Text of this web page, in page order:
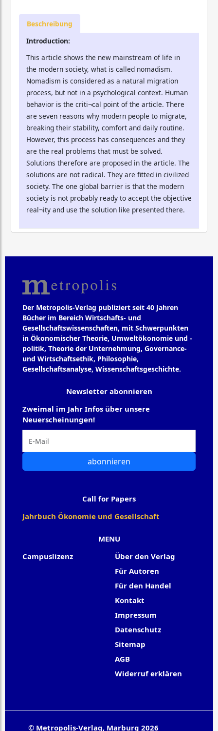
Beschreibung
Introduction:
This article shows the new mainstream of life in
the modern society, what is called nomadism.
Nomadism is considered as a natural migration
process, but not in a psychological context. Human
behavior is the criti¬cal point of the article. There
are seven reasons why modern people to migrate,
breaking their stability, comfort and daily routine.
However, this process has consequences and they
are the real problems that must be solved.
Solutions therefore are proposed in the article. The
solutions are not radical. They are fitted in civilized
society. The one global barrier is that the modern
society is not probably ready to accept the objective
real¬ity and use the solution like presented there.
Der Metropolis-Verlag publiziert seit 40 Jahren
Bücher im Bereich Wirtschafts- und
Gesellschaftswissenschaften, mit Schwerpunkten
in Ökonomischer Theorie, Umweltökonomie und -
politik, Theorie der Unternehmung, Governance-
und Wirtschaftsethik, Philosophie,
Gesellschaftsanalyse, Wissenschaftsgeschichte.
MENU
Campuslizenz
Über den Verlag
Für Autoren
Für den Handel
Kontakt
Impressum
Datenschutz
Sitemap
AGB
Widerruf erklären
Newsletter abonnieren
Zweimal im Jahr Infos über unsere
Neuerscheinungen!
abonnieren
Call for Papers
Jahrbuch Ökonomie und Gesellschaft
© Metropolis-Verlag, Marburg 2026